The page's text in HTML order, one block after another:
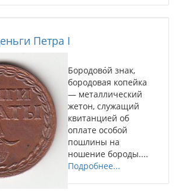
Петра I
Бородово́й знак,
бородовая копейка
— металлический
жетон, служащий
квитанцией об
оплате особой
пошлины на
ношение бороды....
Подробнее...